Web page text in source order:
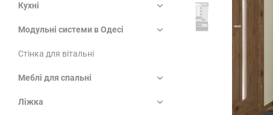
Кухні
Модульні системи в Одесі
Стінка для вітальні
Меблі для спальні
Ліжка